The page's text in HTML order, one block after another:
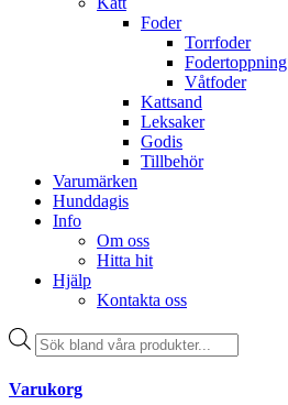
Foder
Torrfoder
Fodertoppning
Våtfoder
Kattsand
Leksaker
Godis
Tillbehör
Varumärken
Hunddagis
Info
Om oss
Hitta hit
Hjälp
Kontakta oss
Products
search
Varukorg